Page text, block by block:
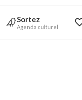
Sortez
Agenda culturel